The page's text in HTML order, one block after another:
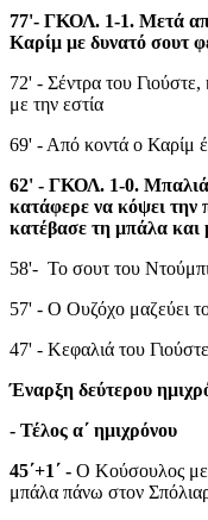
77'- ΓΚΟΛ. 1-1. Mετά
Καρίμ με δυνατό σουτ
72' - Σέντρα του
με την εστία
69' - Από κοντά ο Καρίμ
62' - ΓΚΟΛ. 1-0. Μπαλιά
κατάφερε να κόψει την
κατέβασε τη μπάλα και
58'- To σουτ του
57' - Ο Ουζόχο μαζεύει
47' - Κεφαλιά του
Έναρξη δεύτερου
- Τέλος α΄ ημιχρόνου
45΄+1΄ - Ο Κούσουλος με
μπάλα πάνω στον